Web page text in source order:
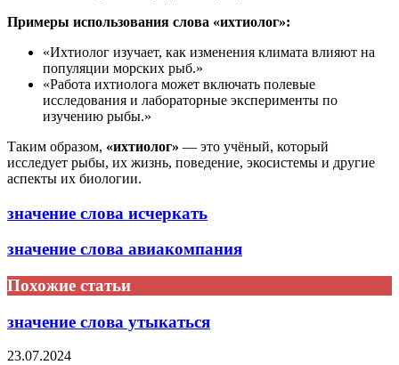
Примеры использования слова «ихтиолог»:
«Ихтиолог изучает, как изменения климата влияют на
популяции морских рыб.»
«Работа ихтиолога может включать полевые
исследования и лабораторные эксперименты по
изучению рыбы.»
Таким образом, «ихтиолог» — это учёный, который
исследует рыбы, их жизнь, поведение, экосистемы и другие
аспекты их биологии.
значение слова исчеркать
значение слова авиакомпания
Похожие статьи
значение слова утыкаться
23.07.2024